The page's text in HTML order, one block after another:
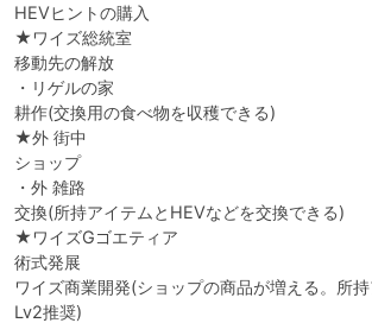
HEVヒントの購入
★ワイズ総統室
移動先の解放
・リゲルの家
耕作(交換用の食べ物を収穫できる)
★外 街中
ショップ
・外 雑路
交換(所持アイテムとHEVなどを交換できる)
★ワイズGゴエティア
術式発展
ワイズ商業開発(ショップの商品が増える。所
Lv2推奨)